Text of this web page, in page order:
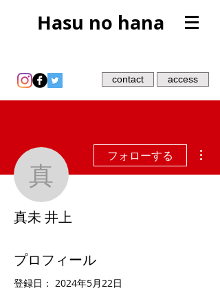
Hasu no hana
contact access
真未 井上
フォローする
真未 井上
プロフィール
登録日： 2024年5月22日